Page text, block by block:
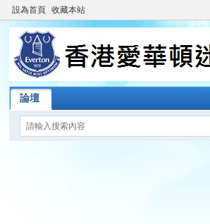
設為首頁 收藏本站
論壇